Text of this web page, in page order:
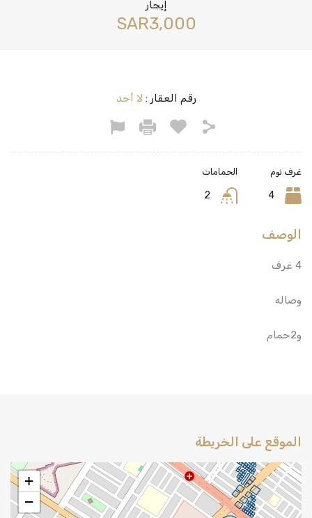
إيجار
‪SAR3,000
رقم العقار : لا أحد
غرف نوم
4
الحمامات
2
الوصف
4 غرف
وصاله
و2حمام
الموقع على الخريطة
+
−